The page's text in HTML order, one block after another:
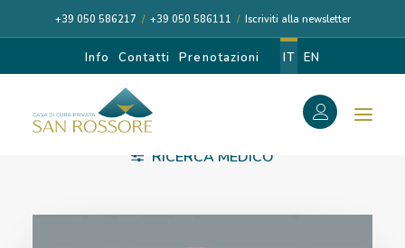
+39 050 586217 / +39 050 586111 / Iscriviti alla newsletter
Info Contatti Prenotazioni IT EN
for:
RICERCA MEDICO